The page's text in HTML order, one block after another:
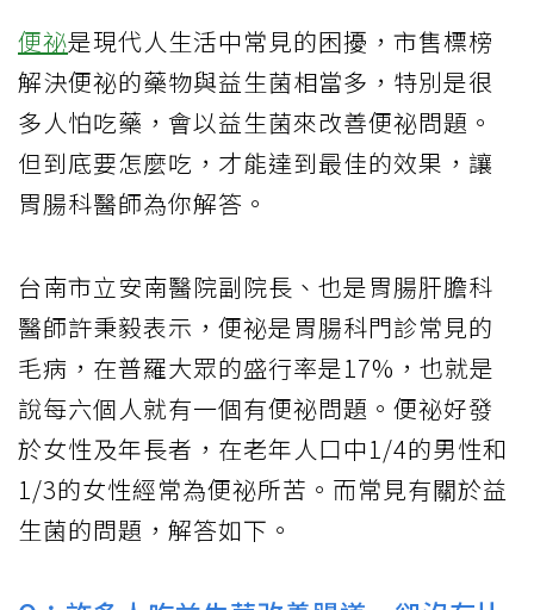
便祕是現代人生活中常見的困擾，市售標榜
解決便祕的藥物與益生菌相當多，特別是很
多人怕吃藥，會以益生菌來改善便祕問題。
但到底要怎麼吃，才能達到最佳的效果，讓
胃腸科醫師為你解答。
台南市立安南醫院副院長、也是胃腸肝膽科
醫師許秉毅表示，便祕是胃腸科門診常見的
毛病，在普羅大眾的盛行率是17%，也就是
說每六個人就有一個有便祕問題。便祕好發
於女性及年長者，在老年人口中1/4的男性和
1/3的女性經常為便祕所苦。而常見有關於益
生菌的問題，解答如下。